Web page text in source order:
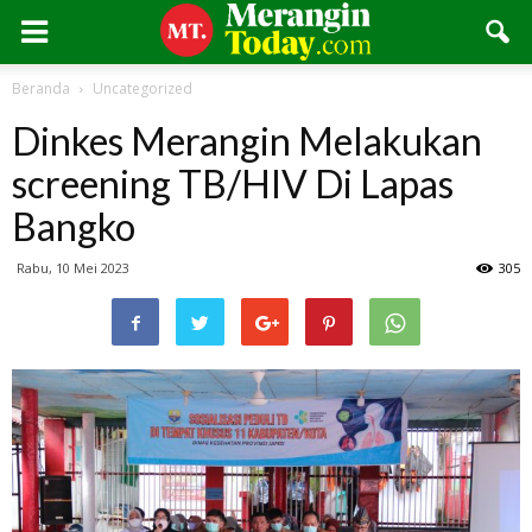
Beranda Uncategorized
Dinkes Merangin Melakukan
screening TB/HIV Di Lapas
Bangko
Rabu, 10 Mei 2023 305